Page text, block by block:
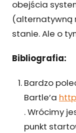
obejścia
(alternatywną
stanie. Ale o
Bibliografia:
Bardzo
Bartle’a
. Wrócimy
punkt